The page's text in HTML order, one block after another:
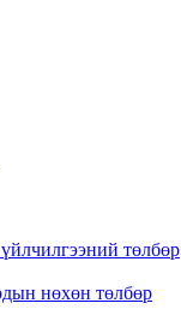
төлбөр
нөхөн төлбөр